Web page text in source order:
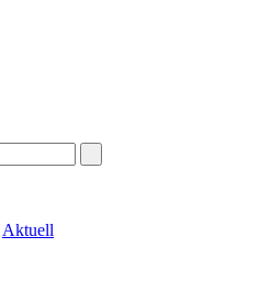
Aktuell